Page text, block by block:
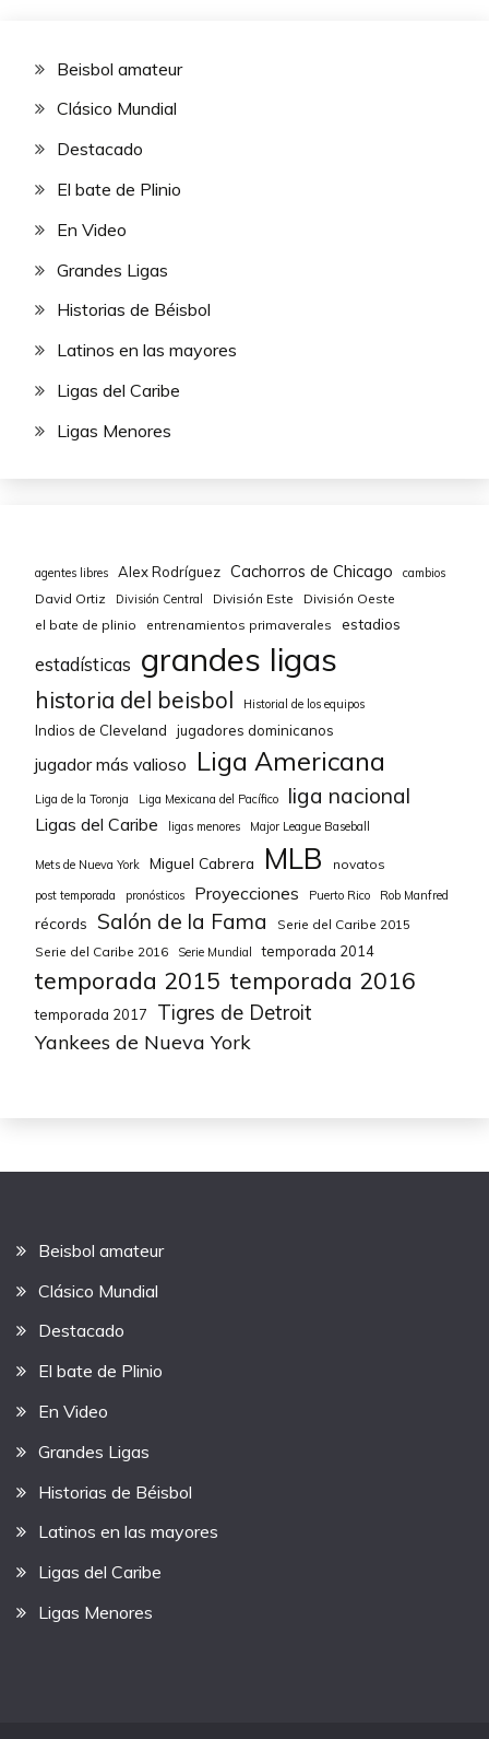
Beisbol amateur
Clásico Mundial
Destacado
El bate de Plinio
En Video
Grandes Ligas
Historias de Béisbol
Latinos en las mayores
Ligas del Caribe
Ligas Menores
agentes libres Alex Rodríguez Cachorros de Chicago cambios
David Ortiz División Central División Este
División Oeste
el bate de plinio
entrenamientos primaverales estadios
estadísticas grandes ligas
historia del beisbol Historial de los equipos
Indios de Cleveland jugadores dominicanos
jugador más valioso Liga Americana
Liga de la Toronja Liga Mexicana del Pacífico liga nacional
Ligas del Caribe ligas menores Major League Baseball
Mets de Nueva York Miguel Cabrera MLB novatos
post temporada pronósticos Proyecciones Puerto Rico Rob Manfred
récords Salón de la Fama
Serie del Caribe 2015
Serie del Caribe 2016
Serie Mundial temporada 2014
temporada 2015 temporada 2016
temporada 2017
Tigres de Detroit
Yankees de Nueva York
Beisbol amateur
Clásico Mundial
Destacado
El bate de Plinio
En Video
Grandes Ligas
Historias de Béisbol
Latinos en las mayores
Ligas del Caribe
Ligas Menores